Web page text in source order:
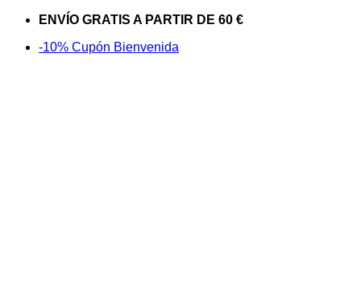
Saltar
contenido
ENVÍO GRATIS A PARTIR DE 60 €
-10% Cupón Bienvenida